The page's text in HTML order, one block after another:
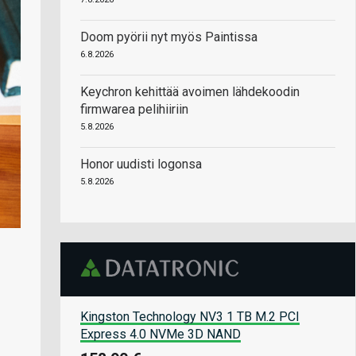
Doom pyörii nyt myös Paintissa
6.8.2026
Keychron kehittää avoimen lähdekoodin
firmwarea pelihiiriin
5.8.2026
Honor uudisti logonsa
5.8.2026
Kingston Technology NV3 1 TB M.2 PCI
Express 4.0 NVMe 3D NAND